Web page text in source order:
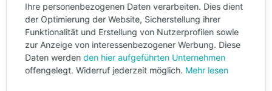
Ihre personenbezogenen Daten verarbeiten. Dies dient
der Optimierung der Website, Sicherstellung ihrer
Funktionalität und Erstellung von Nutzerprofilen sowie
zur Anzeige von interessenbezogener Werbung. Diese
Daten werdenden hier aufgeführten Unternehmen
offengelegt. Widerruf jederzeit möglich. Mehr lesen